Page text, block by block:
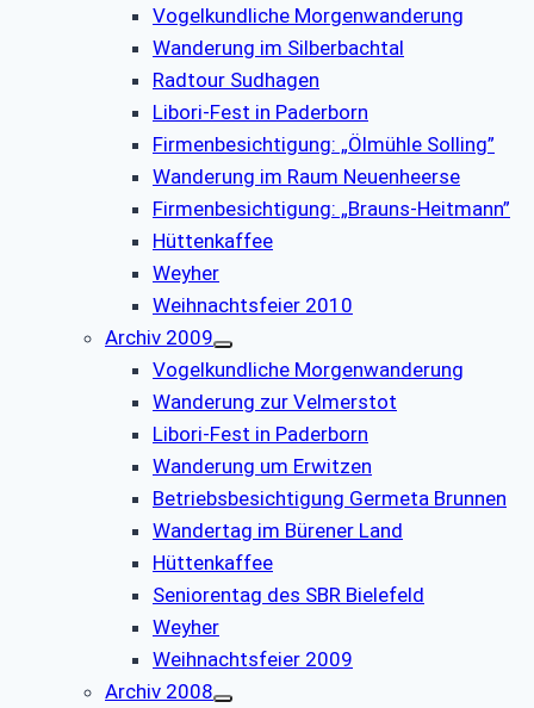
Vogelkundliche Morgenwanderung
Wanderung im Silberbachtal
Radtour Sudhagen
Libori-Fest in Paderborn
Firmenbesichtigung: „Ölmühle Solling”
Wanderung im Raum Neuenheerse
Firmenbesichtigung: „Brauns-Heitmann”
Hüttenkaffee
Weyher
Weihnachtsfeier 2010
Archiv 2009
Vogelkundliche Morgenwanderung
Wanderung zur Velmerstot
Libori-Fest in Paderborn
Wanderung um Erwitzen
Betriebsbesichtigung Germeta Brunnen
Wandertag im Bürener Land
Hüttenkaffee
Seniorentag des SBR Bielefeld
Weyher
Weihnachtsfeier 2009
Archiv 2008